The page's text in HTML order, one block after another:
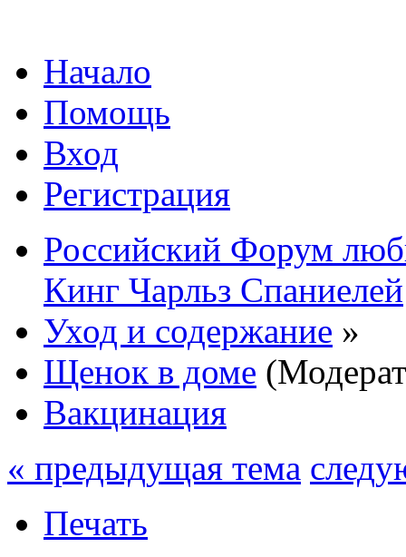
Начало
Помощь
Вход
Регистрация
Российский Форум
Кинг Чарльз Спаниелей
Уход и содержание »
Щенок в доме
Вакцинация
« предыдущая тема
Печать